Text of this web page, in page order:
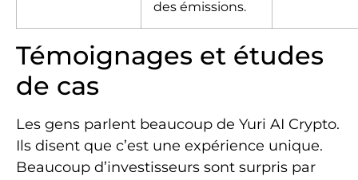
des émissions.
Témoignages et études
de cas
Les gens parlent beaucoup de Yuri AI Crypto.
Ils disent que c’est une expérience unique.
Beaucoup d’investisseurs sont surpris par